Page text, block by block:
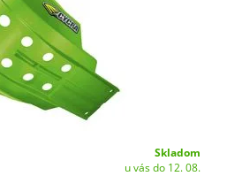
Skladom
u vás do 12. 08.